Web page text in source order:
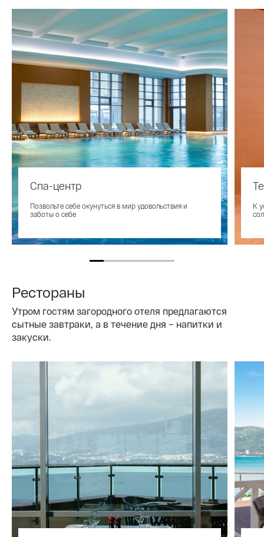
Спа-центр
Позвольте себе окунуться в мир удовольствия и
заботы о себе
К
Рестораны
Утром гостям загородного отеля предлагаются
сытные завтраки, а в течение дня – напитки и
закуски.